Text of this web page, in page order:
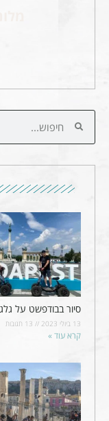
סיור בבודפשט על
13 ביולי 2023
קרא עוד »